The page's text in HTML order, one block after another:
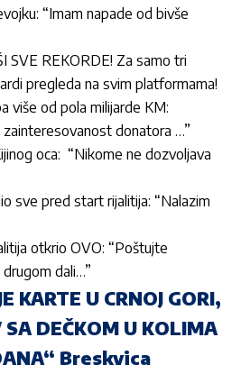
“Imam napade od bivše
SVE REKORDE! Za samo tri
pregleda na svim platformama!
više od pola milijarde KM:
zainteresovanost donatora …”
oca: “Nikome ne dozvoljava
sve pred start rijalitija: “Nalazim
otkrio OVO: “Poštujte
dali…”
KARTE U CRNOJ GORI,
DEČKOM U KOLIMA
Breskvica